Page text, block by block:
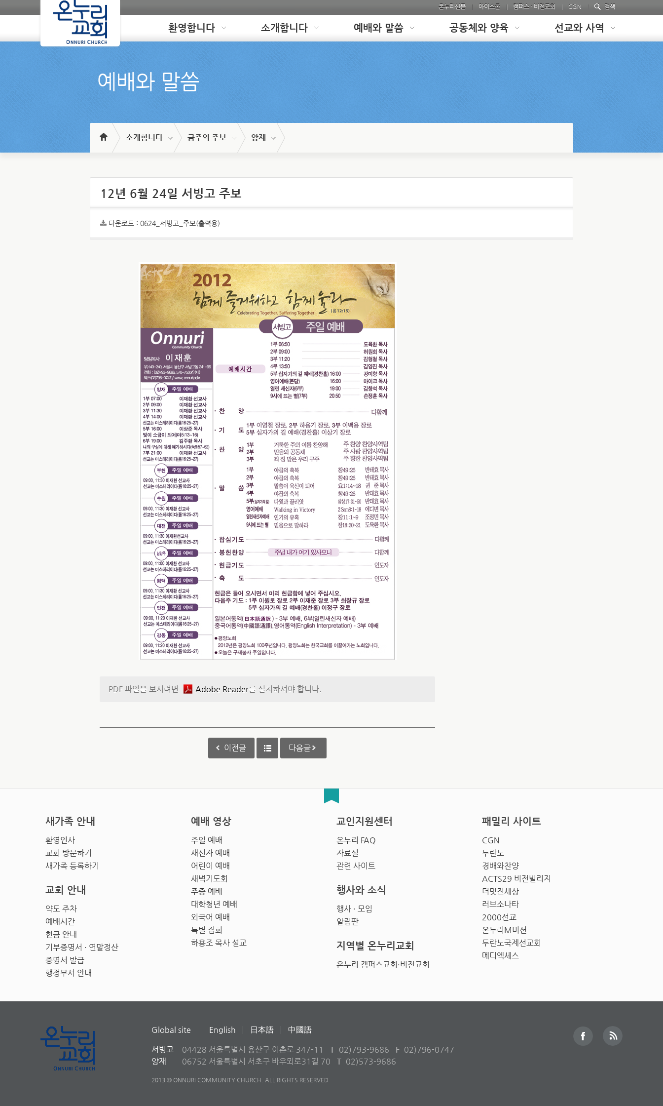
온누리신문 아이스쿨 캠퍼스 · 비전교회 CGN 검색
Loading 환영합니다 소개합니다 예배와 말씀 공동체와 양육 선교와 사역
예배와 말씀
소개합니다 금주의 주보 양재
12년 6월 24일 서빙고 주보
다운로드 : 0624_서빙고_주보(출력용)
PDF 파일을 보시려면 Adobe Reader를 설치하셔야 합니다.
이전글 다음글
새가족 안내
환영인사
교회 방문하기
새가족 등록하기
예배 영상
주일 예배
새신자 예배
어린이 예배
새벽기도회
주중 예배
대학청년 예배
외국어 예배
특별 집회
하용조 목사 설교
교인지원센터
온누리 FAQ
자료실
관련 사이트
패밀리 사이트
CGN
두란노
경배와찬양
ACTS29 비전빌리지
더멋진세상
러브소나타
2000선교
온누리M미션
두란노국제선교회
메디엑세스
교회 안내
약도 주차
예배시간
헌금 안내
기부증명서 · 연말정산
증명서 발급
행정부서 안내
행사와 소식
행사 · 모임
알림판
지역별 온누리교회
온누리 캠퍼스교회·비전교회
Global site English 日本語 中國語
서빙고 04428 서울특별시 용산구 이촌로 347-11 T 02)793-9686 F 02)796-0747
양재
06752 서울특별시 서초구 바우뫼로31길 70 T 02)573-9686
2013 © ONNURI COMMUNITY CHURCH. ALL RIGHTS RESERVED